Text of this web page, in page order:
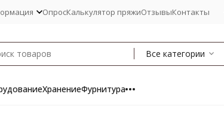
ОпросКалькулятор пряжиОтзывыКонтакты
Все категории
ХранениеФурнитура